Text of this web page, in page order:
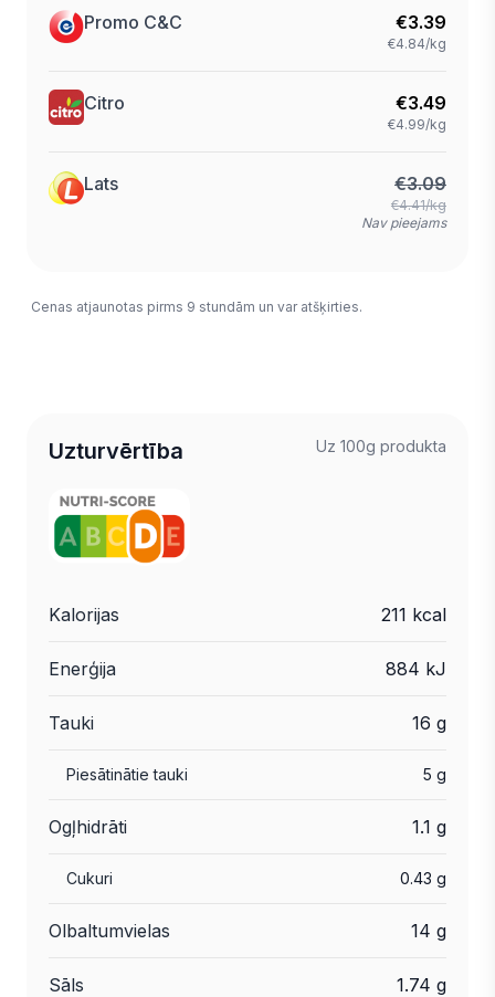
Promo C&C €3.39
€4.84/kg
Citro €3.49
€4.99/kg
Lats €3.09
€4.41/kg
Nav pieejams
Cenas atjaunotas pirms 9 stundām un var atšķirties.
Uzturvērtība Uz 100g produkta
Kalorijas 211 kcal
Enerģija 884 kJ
Tauki 16 g
Piesātinātie tauki 5 g
Ogļhidrāti 1.1 g
Cukuri 0.43 g
Olbaltumvielas 14 g
Sāls 1.74 g